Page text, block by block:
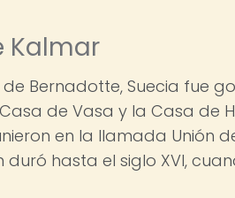
Kalmar
Bernadotte, Suecia fue
de Vasa y la Casa de
en la llamada Unión
duró hasta el siglo XVI,